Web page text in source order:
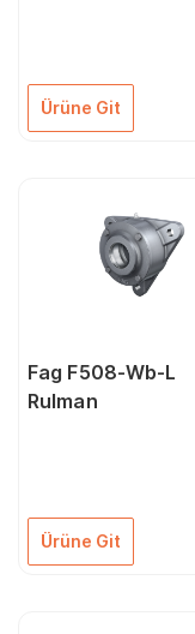
Ürüne Git
Fag F508-Wb-L
Rulman
Ürüne Git